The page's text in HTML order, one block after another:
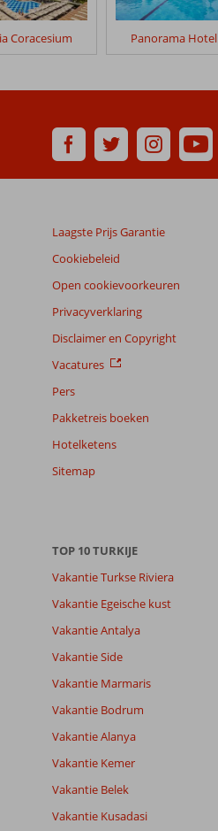
Sorteren op
datum (nieuw > oud)
Coracesium Panorama Hotel
Laagste Prijs Garantie
Cookiebeleid
Open cookievoorkeuren
Privacyverklaring
Disclaimer en Copyright
Vacatures
Pers
Pakketreis boeken
Hotelketens
Sitemap
TOP 10 TURKIJE
Vakantie Turkse Riviera
Vakantie Egeische kust
Vakantie Antalya
Vakantie Side
Vakantie Marmaris
Vakantie Bodrum
Vakantie Alanya
Vakantie Kemer
Vakantie Belek
Vakantie Kusadasi